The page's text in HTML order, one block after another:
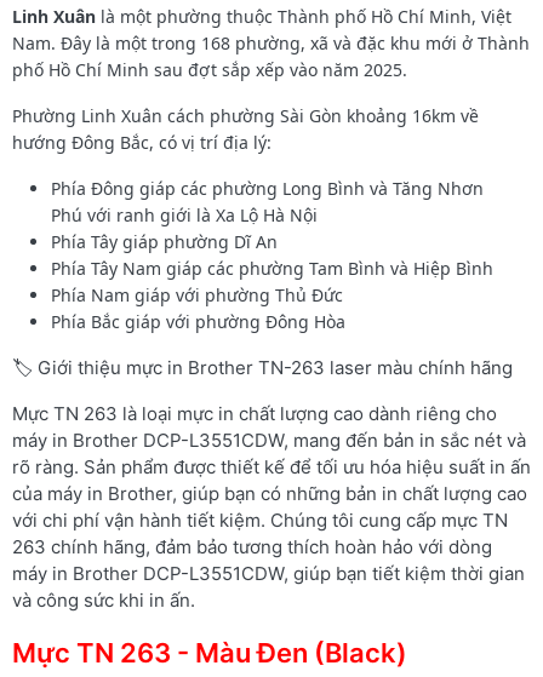
Linh Xuân là một phường thuộc Thành phố Hồ Chí Minh, Việt
Nam. Đây là một trong 168 phường, xã và đặc khu mới ở Thành
phố Hồ Chí Minh sau đợt sắp xếp vào năm 2025.
Phường Linh Xuân cách phường Sài Gòn khoảng 16km về
hướng Đông Bắc, có vị trí địa lý:
Phía Đông giáp các phường Long Bình và Tăng Nhơn
Phú với ranh giới là Xa Lộ Hà Nội
Phía Tây giáp phường Dĩ An
Phía Tây Nam giáp các phường Tam Bình và Hiệp Bình
Phía Nam giáp với phường Thủ Đức
Phía Bắc giáp với phường Đông Hòa
🏷️ Giới thiệu mực in Brother TN-263 laser màu chính hãng
Mực TN 263 là loại mực in chất lượng cao dành riêng cho
máy in Brother DCP-L3551CDW, mang đến bản in sắc nét và
rõ ràng. Sản phẩm được thiết kế để tối ưu hóa hiệu suất in ấn
của máy in Brother, giúp bạn có những bản in chất lượng cao
với chi phí vận hành tiết kiệm. Chúng tôi cung cấp mực TN
263 chính hãng, đảm bảo tương thích hoàn hảo với dòng
máy in Brother DCP-L3551CDW, giúp bạn tiết kiệm thời gian
và công sức khi in ấn.
Mực TN 263 - Màu Đen (Black)